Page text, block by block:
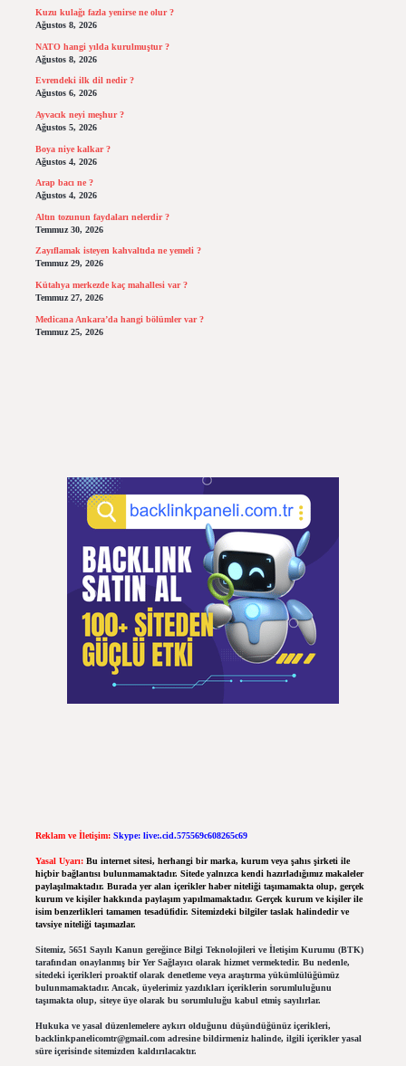
Kuzu kulağı fazla yenirse ne olur ?
Ağustos 8, 2026
NATO hangi yılda kurulmuştur ?
Ağustos 8, 2026
Evrendeki ilk dil nedir ?
Ağustos 6, 2026
Ayvacık neyi meşhur ?
Ağustos 5, 2026
Boya niye kalkar ?
Ağustos 4, 2026
Arap bacı ne ?
Ağustos 4, 2026
Altın tozunun faydaları nelerdir ?
Temmuz 30, 2026
Zayıflamak isteyen kahvaltıda ne yemeli ?
Temmuz 29, 2026
Kütahya merkezde kaç mahallesi var ?
Temmuz 27, 2026
Medicana Ankara’da hangi bölümler var ?
Temmuz 25, 2026
Reklam ve İletişim: Skype: live:.cid.575569c608265c69
Yasal Uyarı: Bu internet sitesi, herhangi bir marka, kurum veya şahıs şirketi ile
hiçbir bağlantısı bulunmamaktadır. Sitede yalnızca kendi hazırladığımız makaleler
paylaşılmaktadır. Burada yer alan içerikler haber niteliği taşımamakta olup, gerçek
kurum ve kişiler hakkında paylaşım yapılmamaktadır. Gerçek kurum ve kişiler ile
isim benzerlikleri tamamen tesadüfidir. Sitemizdeki bilgiler taslak halindedir ve
tavsiye niteliği taşımazlar.
Sitemiz, 5651 Sayılı Kanun gereğince Bilgi Teknolojileri ve İletişim Kurumu (BTK)
tarafından onaylanmış bir Yer Sağlayıcı olarak hizmet vermektedir. Bu nedenle,
sitedeki içerikleri proaktif olarak denetleme veya araştırma yükümlülüğümüz
bulunmamaktadır. Ancak, üyelerimiz yazdıkları içeriklerin sorumluluğunu
taşımakta olup, siteye üye olarak bu sorumluluğu kabul etmiş sayılırlar.
Hukuka ve yasal düzenlemelere aykırı olduğunu düşündüğünüz içerikleri,
backlinkpanelicomtr@gmail.comadresine bildirmeniz halinde, ilgili içerikler yasal
süre içerisinde sitemizden kaldırılacaktır.